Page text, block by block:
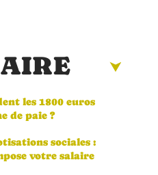
les 1800 euros
de paie ?
sociales :
votre salaire